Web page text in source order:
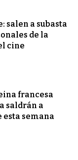
salen a subasta
de la
cine
francesa
saldrán a
esta semana